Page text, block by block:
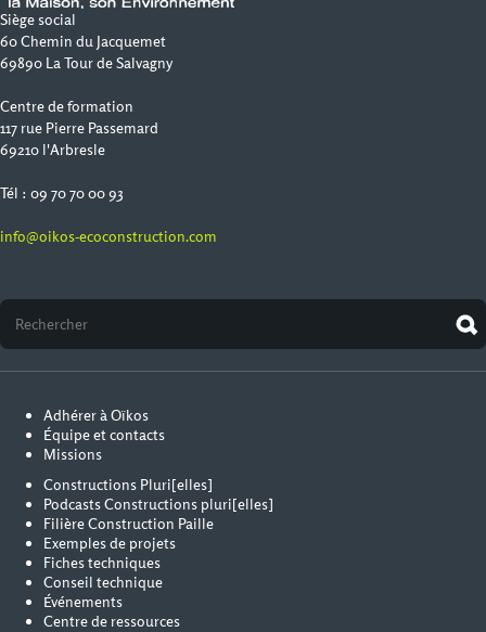
Siège social
60 Chemin du Jacquemet
69890 La Tour de Salvagny
Centre de formation
117 rue Pierre Passemard
69210 l'Arbresle
Tél : 09 70 70 00 93
info@oikos-ecoconstruction.com
Adhérer à Oïkos
Équipe et contacts
Missions
Constructions Pluri[elles]
Podcasts Constructions pluri[elles]
Filière Construction Paille
Exemples de projets
Fiches techniques
Conseil technique
Événements
Centre de ressources